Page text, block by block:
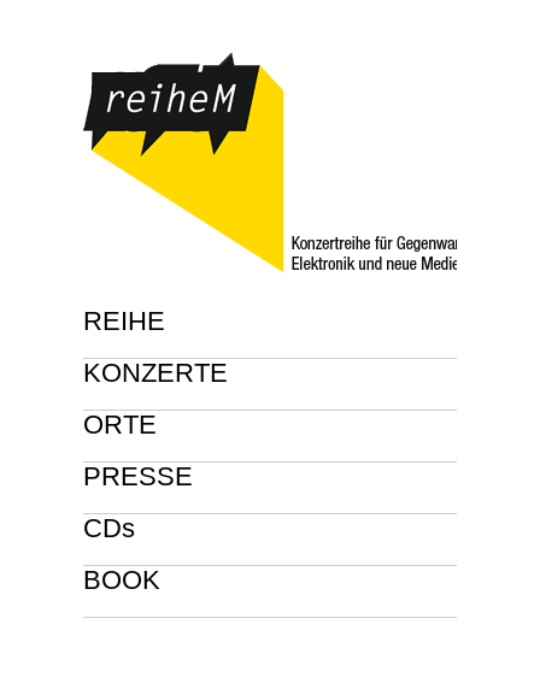
REIHE
KONZERTE
ORTE
PRESSE
CDs
BOOK